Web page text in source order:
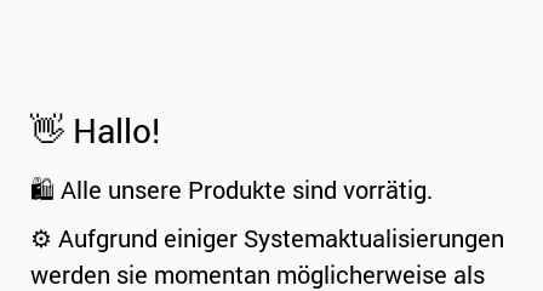
👋 Hallo!
🛍️ Alle unsere Produkte sind vorrätig.
⚙️ Aufgrund einiger Systemaktualisierungen
werden sie momentan möglicherweise als